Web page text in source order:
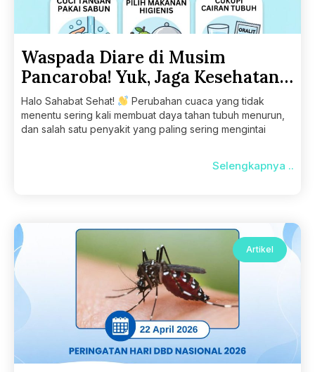
Waspada Diare di Musim
Pancaroba! Yuk, Jaga Kesehatan
Pencernaan.
Halo Sahabat Sehat!
Perubahan cuaca yang tidak
menentu sering kali membuat daya tahan tubuh menurun,
dan salah satu penyakit yang paling sering mengintai
Selengkapnya ..
Artikel